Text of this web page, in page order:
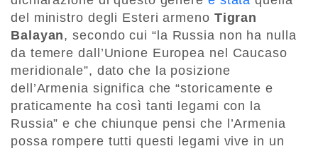
del ministro degli Esteri armeno Tigran
Balayan, secondo cui “la Russia non ha nulla
da temere dall’Unione Europea nel Caucaso
meridionale”, dato che la posizione
dell’Armenia significa che “storicamente e
praticamente ha così tanti legami con la
Russia” e che chiunque pensi che l’Armenia
possa rompere tutti questi legami vive in un